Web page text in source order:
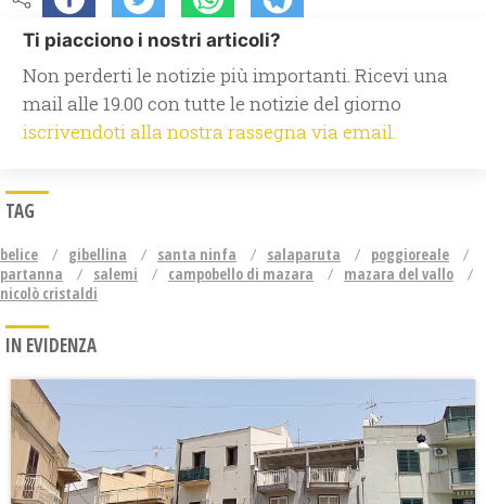
Ti piacciono i nostri articoli?
Non perderti le notizie più importanti. Ricevi una
mail alle 19.00 con tutte le notizie del giorno
iscrivendoti alla nostra rassegna via email.
TAG
belice gibellina santa ninfa salaparuta
poggioreale
partanna
salemi campobello di mazara
mazara del vallo
nicolò cristaldi
IN EVIDENZA